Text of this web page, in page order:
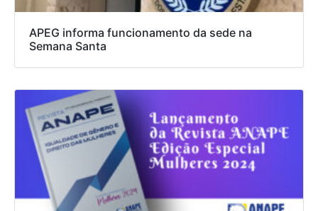
APEG informa funcionamento da sede na
Semana Santa